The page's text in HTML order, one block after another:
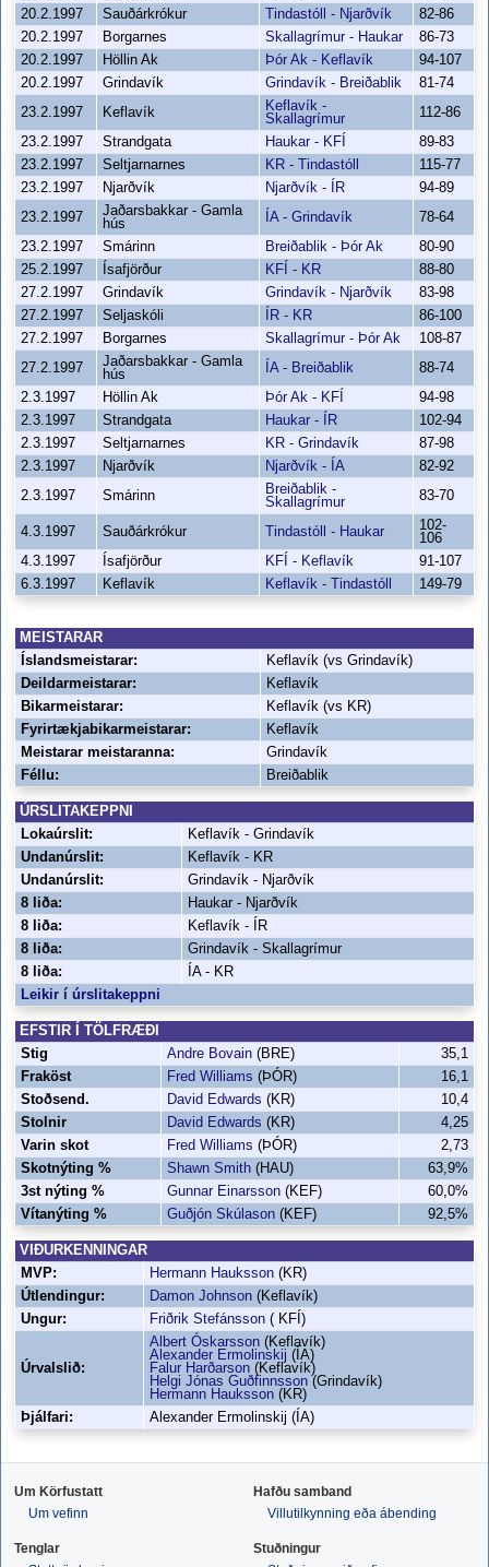
20.2.1997
Sauðárkrókur Tindastóll - Njarðvík
82-86
20.2.1997
Borgarnes Skallagrímur - Haukar
86-73
20.2.1997
Höllin Ak Þór Ak - Keflavík
94-107
20.2.1997
Grindavík Grindavík - Breiðablik
81-74
23.2.1997
Keflavík
Keflavík -
Skallagrímur
112-86
23.2.1997
Strandgata Haukar - KFÍ
89-83
23.2.1997
Seltjarnarnes KR - Tindastóll
115-77
23.2.1997
Njarðvík Njarðvík - ÍR
94-89
23.2.1997
Jaðarsbakkar - Gamla
hús
ÍA - Grindavík
78-64
23.2.1997
Smárinn Breiðablik - Þór Ak
80-90
25.2.1997
Ísafjörður KFÍ - KR
88-80
27.2.1997
Grindavík Grindavík - Njarðvík
83-98
27.2.1997
Seljaskóli ÍR - KR
86-100
27.2.1997
Borgarnes Skallagrímur - Þór Ak
108-87
27.2.1997
Jaðarsbakkar - Gamla
hús
ÍA - Breiðablik
88-74
2.3.1997
Höllin Ak Þór Ak - KFÍ
94-98
2.3.1997
Strandgata Haukar - ÍR
102-94
2.3.1997
Seltjarnarnes KR - Grindavík
87-98
2.3.1997
Njarðvík Njarðvík - ÍA
82-92
2.3.1997
Smárinn
Breiðablik -
Skallagrímur
83-70
4.3.1997 Sauðárkrókur Tindastóll - Haukar
102-
106
4.3.1997
Ísafjörður KFÍ - Keflavík
91-107
6.3.1997
Keflavík Keflavík - Tindastóll 149-79
MEISTARAR
Íslandsmeistarar:
Keflavík (vs Grindavík)
Deildarmeistarar:
Keflavík
Bikarmeistarar:
Keflavík (vs KR)
Fyrirtækjabikarmeistarar:
Keflavík
Meistarar meistaranna:
Grindavík
Féllu:
Breiðablik
ÚRSLITAKEPPNI
Lokaúrslit:
Keflavík - Grindavík
Undanúrslit:
Keflavík - KR
Undanúrslit:
Grindavík - Njarðvík
8 liða:
Haukar - Njarðvík
8 liða:
Keflavík - ÍR
8 liða:
Grindavík - Skallagrímur
8 liða:
ÍA - KR
Leikir í úrslitakeppni
EFSTIR Í TÖLFRÆÐI
Stig
Andre Bovain (BRE)
35,1
Fraköst
Fred Williams (ÞÓR)
16,1
Stoðsend.
David Edwards (KR)
10,4
Stolnir
David Edwards (KR)
4,25
Varin skot
Fred Williams (ÞÓR)
2,73
Skotnýting %
Shawn Smith (HAU)
63,9%
3st nýting %
Gunnar Einarsson (KEF)
60,0%
Vítanýting %
Guðjón Skúlason (KEF) 92,5%
VIÐURKENNINGAR
MVP:
Hermann Hauksson (KR)
Útlendingur:
Damon Johnson (Keflavík)
Ungur:
Friðrik Stefánsson ( KFÍ)
Úrvalslið:
Albert Óskarsson (Keflavík)
Alexander Ermolinskij (ÍA)
Falur Harðarson (Keflavík)
Helgi Jónas Guðfinnsson (Grindavík)
Hermann Hauksson (KR)
Þjálfari:
Alexander Ermolinskij (ÍA)
Um Körfustatt
Um vefinn
Hafðu samband
Villutilkynning eða ábending
Tenglar
Stuðningur